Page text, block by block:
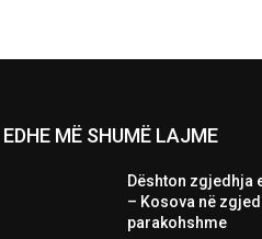
EDHE MË SHUMË LAJME
Dështon zgjedhja
– Kosova në
parakohshme